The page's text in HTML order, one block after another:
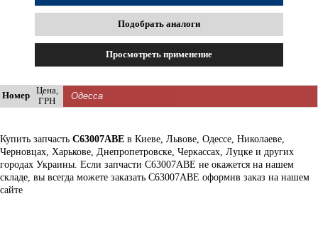
Подобрать аналоги
Просмотреть применение
Номер
Цена,
ГРН
Купить запчасть C63007ABE в Киеве, Львове, Одессе, Николаеве,
Черновцах, Харькове, Днепропетровске, Черкассах, Луцке и других
городах Украины. Если запчасти C63007ABE не окажется на нашем
складе, вы всегда можете заказать C63007ABE оформив заказ на нашем
сайте